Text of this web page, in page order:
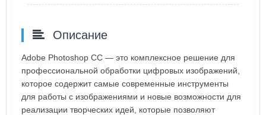
Описание
Adobe Photoshop CC — это комплексное решение для
профессиональной обработки цифровых изображений,
которое содержит самые современные инструменты
для работы с изображениями и новые возможности для
реализации творческих идей, которые позволяют